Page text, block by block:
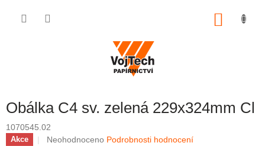
Obálka C4 sv. zelená 229x324mm Cl
1070545.02
Akce Průměrné hodnocení produktu je 0,0 z 5 hvězdiček.
Neohodnoceno Podrobnosti hodnocení